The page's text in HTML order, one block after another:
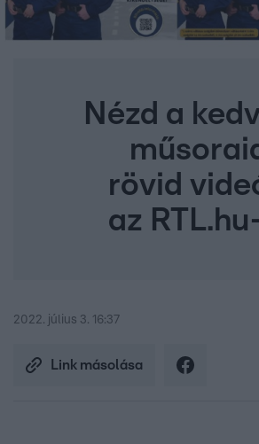
Nézd a
rövid
az
2022. július 3. 16:37
Link másolása